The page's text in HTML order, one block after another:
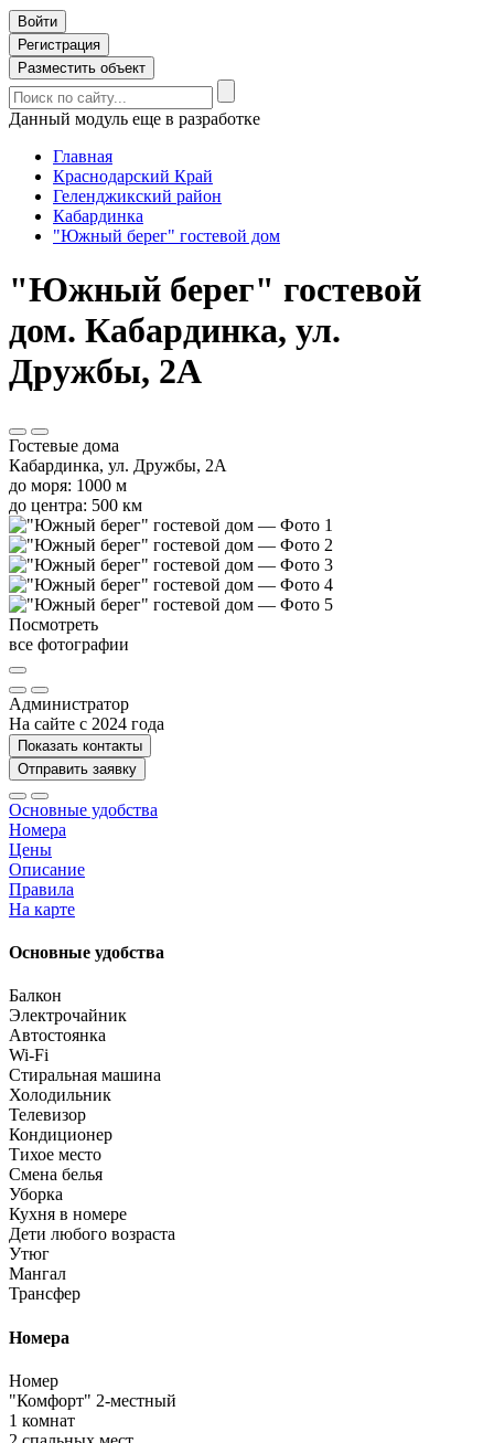
Войти
Регистрация
Разместить объект
Данный модуль еще в разработке
Главная
Краснодарский Край
Геленджикский район
Кабардинка
"Южный берег" гостевой дом
"Южный берег" гостевой
дом. Кабардинка, ул.
Дружбы, 2А
Гостевые дома
Кабардинка, ул. Дружбы, 2А
до моря: 1000 м
до центра: 500 км
Посмотреть
все фотографии
Администратор
На сайте с 2024 года
Показать контакты
Отправить заявку
Основные удобства
Номера
Цены
Описание
Правила
На карте
Основные удобства
Балкон
Электрочайник
Автостоянка
Wi-Fi
Стиральная машина
Холодильник
Телевизор
Кондиционер
Тихое место
Смена белья
Уборка
Кухня в номере
Дети любого возраста
Утюг
Мангал
Трансфер
Номера
Номер
"Комфорт" 2-местный
1 комнат